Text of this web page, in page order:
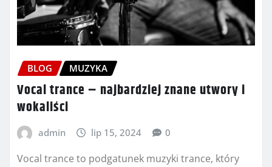
BLOG MUZYKA
Vocal trance – najbardziej znane utwory i
wokaliści
admin lip 15, 2024 0
Vocal trance to podgatunek muzyki trance, który